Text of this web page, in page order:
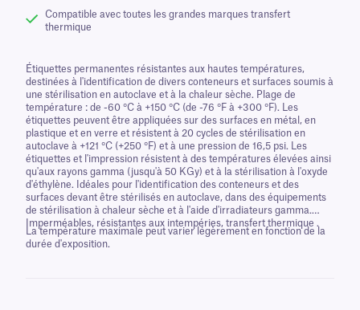
Compatible avec toutes les grandes marques transfert
thermique
Étiquettes permanentes résistantes aux hautes températures,
destinées à l'identification de divers conteneurs et surfaces soumis à
une stérilisation en autoclave et à la chaleur sèche. Plage de
température : de -60 °C à +150 °C (de -76 °F à +300 °F). Les
étiquettes peuvent être appliquées sur des surfaces en métal, en
plastique et en verre et résistent à 20 cycles de stérilisation en
autoclave à +121 °C (+250 °F) et à une pression de 16,5 psi. Les
étiquettes et l'impression résistent à des températures élevées ainsi
qu'aux rayons gamma (jusqu'à 50 KGy) et à la stérilisation à l'oxyde
d'éthylène. Idéales pour l'identification des conteneurs et des
surfaces devant être stérilisés en autoclave, dans des équipements
de stérilisation à chaleur sèche et à l'aide d'irradiateurs gamma.
Imperméables, résistantes aux intempéries, transfert thermique .
La température maximale peut varier légèrement en fonction de la
durée d'exposition.